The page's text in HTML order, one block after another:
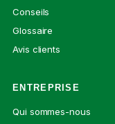
Conseils
Glossaire
Avis clients
ENTREPRISE
Qui sommes-nous